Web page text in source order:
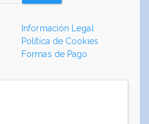
Información Legal
Política de Cookies
Formas de Pago